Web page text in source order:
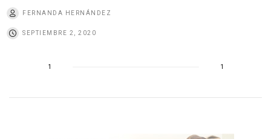
FERNANDA HERNÁNDEZ
SEPTIEMBRE 2, 2020
1 1